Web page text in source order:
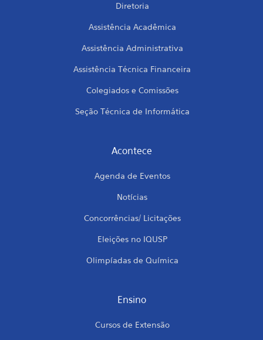
Diretoria
Assistência Acadêmica
Assistência Administrativa
Assistência Técnica Financeira
Colegiados e Comissões
Seção Técnica de Informática
Acontece
Agenda de Eventos
Notícias
Concorrências/ Licitações
Eleições no IQUSP
Olimpíadas de Química
Ensino
Cursos de Extensão